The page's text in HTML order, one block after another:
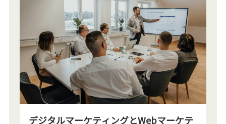
デジタルマーケティングとWebマーケテ